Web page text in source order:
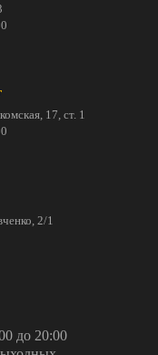
17, ст. 1
2/1
до 20:00